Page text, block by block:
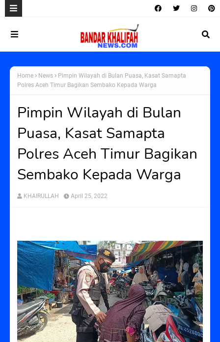
Home News
Pimpin Wilayah di Bulan Puasa, Kasat Samapta
Polres Aceh Timur Bagikan Sembako Kepada Warga
Pimpin Wilayah di Bulan
Puasa, Kasat Samapta
Polres Aceh Timur Bagikan
Sembako Kepada Warga
KHAIRULLAH April 25, 2022